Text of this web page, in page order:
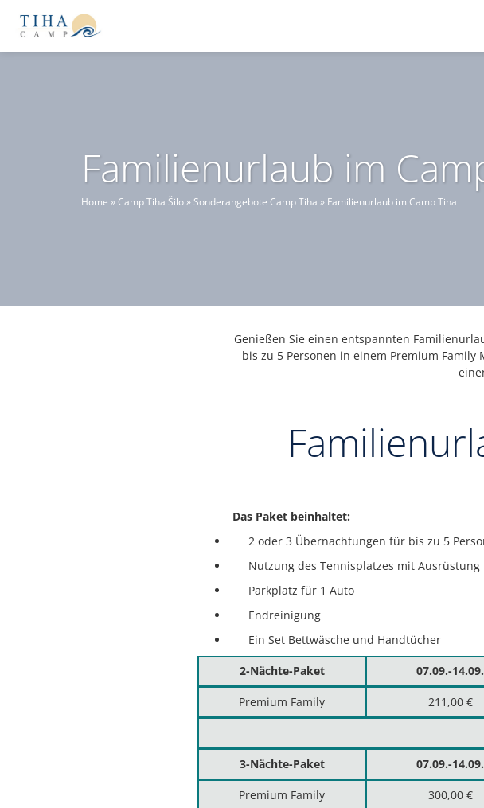
Familienurlaub im
Home » Camp Tiha Šilo » Sonderangebote Camp Tiha » Familienurlaub im Camp Tiha
Genießen Sie einen entspannten
bis zu 5 Personen in einem Premium
Das Paket beinhaltet:
2 oder 3 Übernachtungen für bis zu 5
Nutzung des Tennisplatzes mit
Parkplatz für 1 Auto
Endreinigung
Ein Set Bettwäsche und Handtücher
2-Nächte-Paket 07.09.-14.09.
Premium Family 211,00 €
3-Nächte-Paket 07.09.-14.09.
Premium Family 300,00 €